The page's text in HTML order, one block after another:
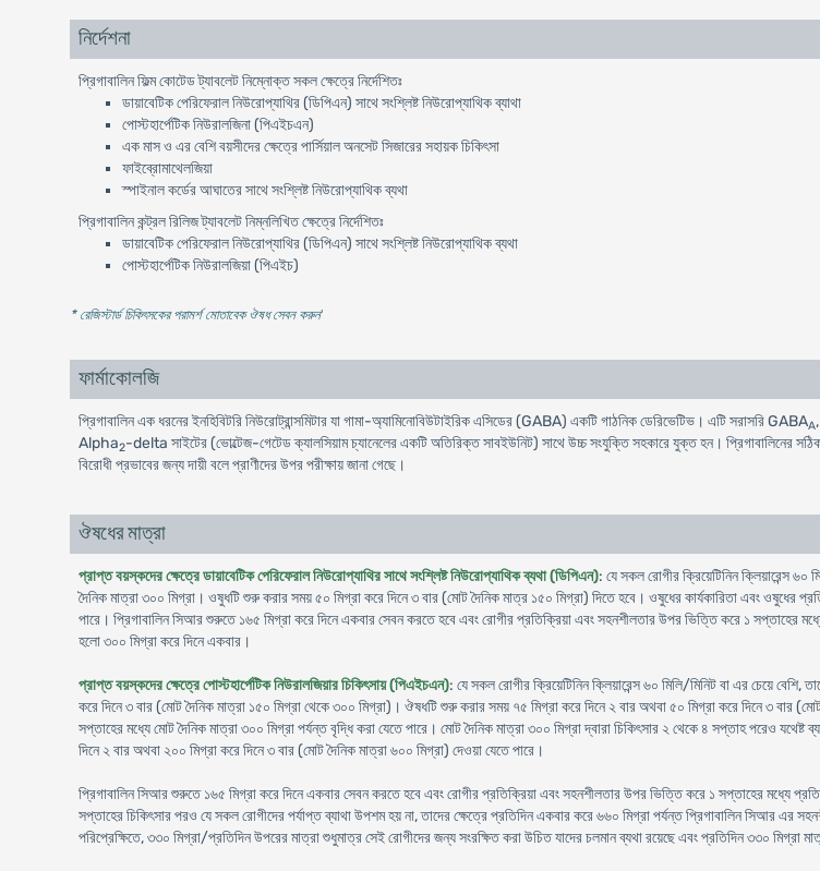
নির্দেশনা
প্রিগাবালিন ফিল্ম কোটেড ট্যাবলেট নিম্নোক্ত সকল ক্ষেত্রে নির্দেশিতঃ
ডায়াবেটিক পেরিফেরাল নিউরোপ্যাথির (ডিপিএন) সাথে সংশ্লিষ্ট নিউরোপ্যাথিক ব্যাথা
পোস্টহার্পেটিক নিউরালজিনা (পিএইচএন)
এক মাস ও এর বেশি বয়সীদের ক্ষেত্রে পার্সিয়াল অনসেট সিজারের সহায়ক চিকিৎসা
ফাইব্রোমাথেলজিয়া
স্পাইনাল কর্ডের আঘাতের সাথে সংশ্লিষ্ট নিউরোপ্যাথিক ব্যথা
প্রিগাবালিন কন্ট্রল রিলিজ ট্যাবলেট নিম্নলিখিত ক্ষেত্রে নির্দেশিতঃ
ডায়াবেটিক পেরিফেরাল নিউরোপ্যাথির (ডিপিএন) সাথে সংশ্লিষ্ট নিউরোপ্যাথিক ব্যথা
পোস্টহার্পেটিক নিউরালজিয়া (পিএইচ)
* রেজিস্টার্ড চিকিৎসকের পরামর্শ মোতাবেক ঔষধ সেবন করুন'
ফার্মাকোলজি
প্রিগাবালিন এক ধরনের ইনহিবিটরি নিউরোট্রান্সমিটার যা গামা-অ্যামিনোবিউটাইরিক এসিডের (GABA) একটি গাঠনিক ডেরিভেটিভ। এটি সরাসরি GABAA
Alpha2-delta সাইটের (ভোল্টেজ-গেটেড ক্যালসিয়াম চ্যানেলের একটি অতিরিক্ত সাবইউনিট) সাথে উচ্চ সংযুক্তি সহকারে যুক্ত হন। প্রিগাবালিনের
বিরোধী প্রভাবের জন্য দায়ী বলে প্রাণীদের উপর পরীক্ষায় জানা গেছে।
ঔষধের মাত্রা
প্রাপ্ত বয়স্কদের ক্ষেত্রে ডায়াবেটিক পেরিফেরাল নিউরোপ্যাথির সাথে সংশ্লিষ্ট নিউরোপ্যাথিক ব্যথা (ডিপিএন): যে সকল রোগীর ক্রিয়েটিনিন ক্লিয়ারেন্স ৬০
দৈনিক মাত্রা ৩০০ মিগ্রা। ওষুধটি শুরু করার সময় ৫০ মিগ্রা করে দিনে ৩ বার (মোট দৈনিক মাত্র ১৫০ মিগ্রা) দিতে হবে। ওষুধের কার্যকারিতা এবং ওষুধের
পারে। প্রিগাবালিন সিআর শুরুতে ১৬৫ মিগ্রা করে দিনে একবার সেবন করতে হবে এবং রোগীর প্রতিক্রিয়া এবং সহনশীলতার উপর ভিত্তি করে ১ সপ্তাহের
হলো ৩০০ মিগ্রা করে দিনে একবার।
প্রাপ্ত বয়স্কদের ক্ষেত্রে পোস্টহার্পেটিক নিউরালজিয়ার চিকিৎসায় (পিএইচএন): যে সকল রোগীর ক্রিয়েটিনিন ক্লিয়ারেন্স ৬০ মিলি/মিনিট বা এর চেয়ে বেশি,
করে দিনে ৩ বার (মোট দৈনিক মাত্রা ১৫০ মিগ্রা থেকে ৩০০ মিগ্রা)। ঔষধটি শুরু করার সময় ৭৫ মিগ্রা করে দিনে ২ বার অথবা ৫০ মিগ্রা করে দিনে ৩ বার
সপ্তাহের মধ্যে মোট দৈনিক মাত্রা ৩০০ মিগ্রা পর্যন্ত বৃদ্ধি করা যেতে পারে। মোট দৈনিক মাত্রা ৩০০ মিগ্রা দ্বারা চিকিৎসার ২ থেকে ৪ সপ্তাহ পরেও
দিনে ২ বার অথবা ২০০ মিগ্রা করে দিনে ৩ বার (মোট দৈনিক মাত্রা ৬০০ মিগ্রা) দেওয়া যেতে পারে।
প্রিগাবালিন সিআর শুরুতে ১৬৫ মিগ্রা করে দিনে একবার সেবন করতে হবে এবং রোগীর প্রতিক্রিয়া এবং সহনশীলতার উপর ভিত্তি করে ১ সপ্তাহের মধ্যে
সপ্তাহের চিকিৎসার পরও যে সকল রোগীদের পর্যাপ্ত ব্যাথা উপশম হয় না, তাদের ক্ষেত্রে প্রতিদিন একবার করে ৬৬০ মিগ্রা পর্যন্ত প্রিগাবালিন সিআর এর
পরিপ্রেক্ষিতে, ৩৩০ মিগ্রা/প্রতিদিন উপরের মাত্রা শুধুমাত্র সেই রোগীদের জন্য সংরক্ষিত করা উচিত যাদের চলমান ব্যথা রয়েছে এবং প্রতিদিন ৩৩০ মিগ্রা